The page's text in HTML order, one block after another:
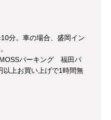
分。車の場合、盛岡イン
パーキング 福田パ
以上お買い上げで1時間無